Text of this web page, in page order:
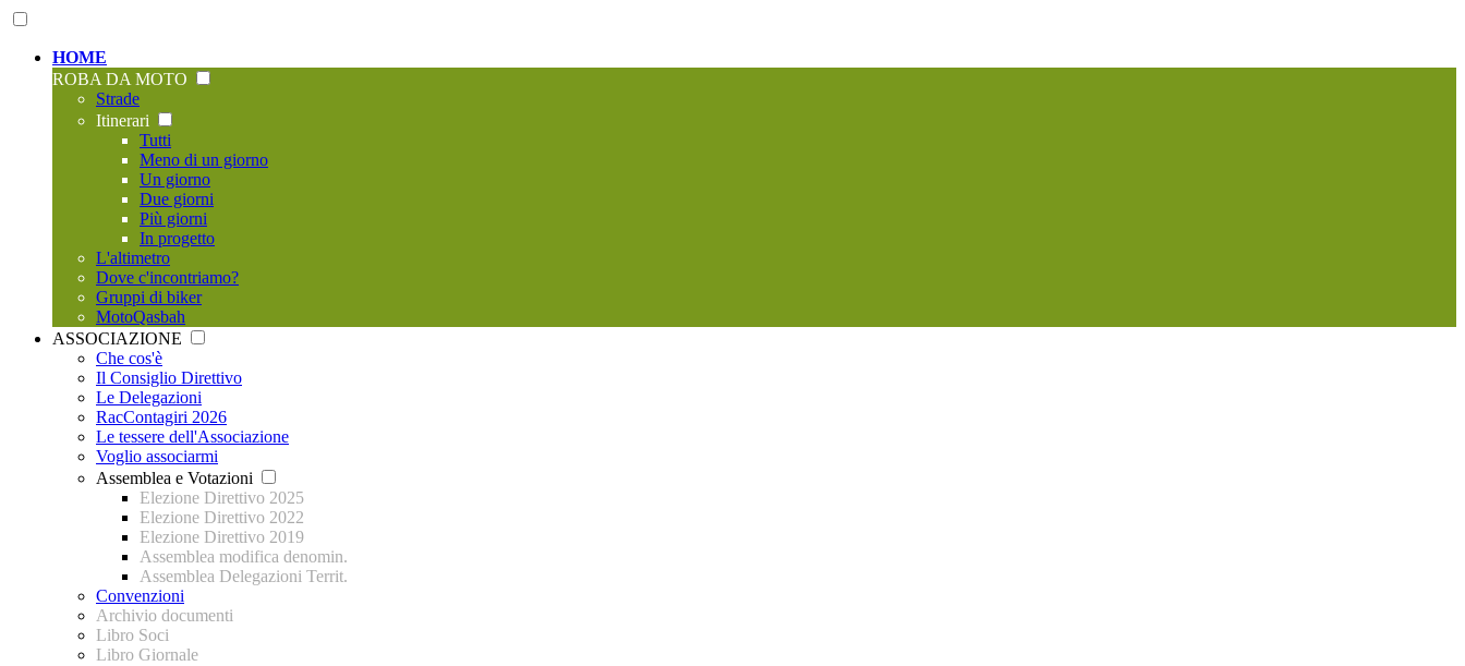
HOME
ROBA DA MOTO
Strade
Itinerari
Tutti
Meno di un giorno
Un giorno
Due giorni
Più giorni
In progetto
L'altimetro
Dove c'incontriamo?
Gruppi di biker
MotoQasbah
ASSOCIAZIONE
Che cos'è
Il Consiglio Direttivo
Le Delegazioni
RacContagiri 2026
Le tessere dell'Associazione
Voglio associarmi
Assemblea e Votazioni
Elezione Direttivo 2025
Elezione Direttivo 2022
Elezione Direttivo 2019
Assemblea modifica denomin.
Assemblea Delegazioni Territ.
Convenzioni
Archivio documenti
Libro Soci
Libro Giornale